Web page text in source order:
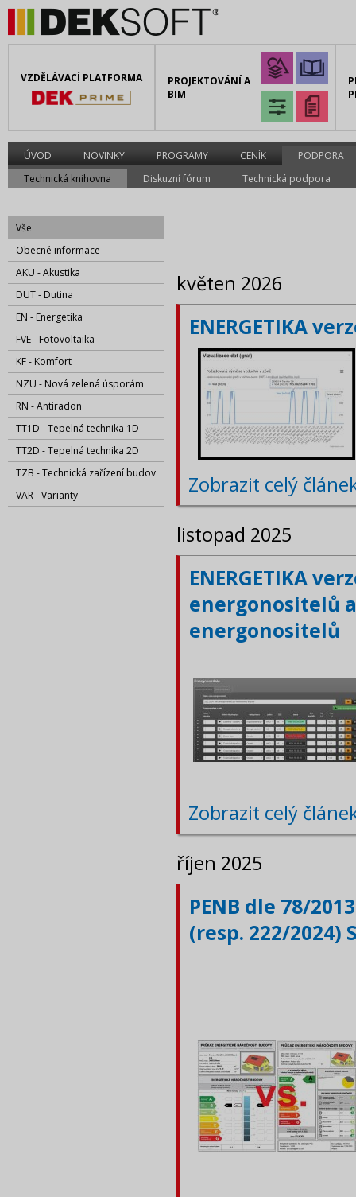
VZDĚLÁVACÍ PLATFORMA
PROJEKTOVÁNÍ A
BIM
ÚVOD NOVINKY PROGRAMY CENÍK
PODPORA
Technická knihovna
Diskuzní fórum Technická podpora
Vše
Obecné informace
AKU - Akustika
DUT - Dutina
EN - Energetika
FVE - Fotovoltaika
KF - Komfort
NZU - Nová zelená úsporám
RN - Antiradon
TT1D - Tepelná technika 1D
TT2D - Tepelná technika 2D
TZB - Technická zařízení budov
VAR - Varianty
květen 2026
ENERGETIKA
Zobrazit celý
listopad 2025
ENERGETIKA
energonositelů
energonositelů
Zobrazit celý
říjen 2025
PENB dle 78/
(resp. 222/2024)